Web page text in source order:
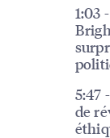
1:03
5:47
de